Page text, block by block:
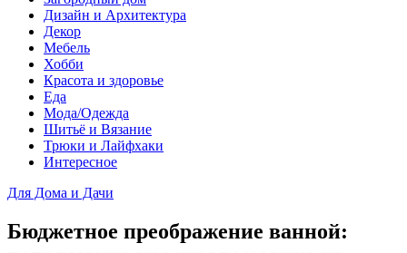
Дизайн и Архитектура
Декор
Мебель
Хобби
Красота и здоровье
Еда
Мода/Одежда
Шитьё и Вязание
Трюки и Лайфхаки
Интересное
Для Дома и Дачи
Бюджетное преображение ванной: